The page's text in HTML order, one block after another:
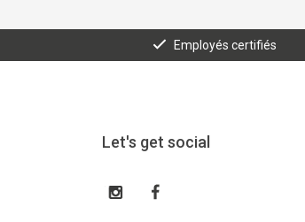
Employés certifiés
Let's get social